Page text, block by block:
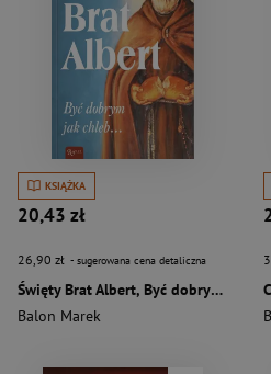
KSIĄŻKA
20,43 zł
26,90 zł - sugerowana cena detaliczna
Święty Brat Albert, Być dobrym jak chleb
Balon Marek